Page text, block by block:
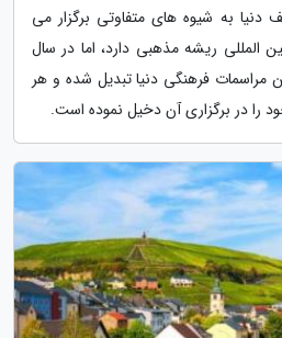
به شیوه های متفاوتی برگزار می
المللی ریشه مذهبی دارد، اما در سال
مراسمات فرهنگی دنیا تبدیل شده و هر
در برگزاری آن دخیل نموده است.